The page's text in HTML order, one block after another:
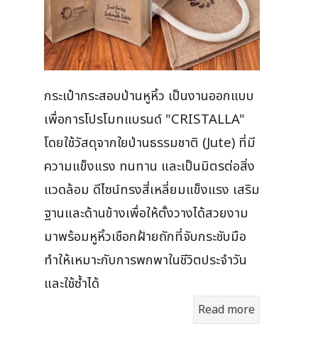
กระเป๋ากระสอบป่านหูหิ้ว เป็นงานออกแบบ
เพื่อการโปรโมทแบรนด์ "CRISTALLA"
โดยใช้วัสดุจากใยป่านธรรมชาติ (Jute) ที่มี
ความแข็งแรง ทนทาน และเป็นมิตรต่อสิ่ง
แวดล้อม ดีไซน์ทรงสี่เหลี่ยมแข็งแรง เสริม
ฐานและด้านข้างเพื่อให้ตั้งวางได้สวยงาม
มาพร้อมหูหิ้วเชือกฝ้ายถักที่จับกระชับมือ
ทำให้เหมาะกับการพกพาในชีวิตประจำวัน
และใช้ซ้ำได้
Read more